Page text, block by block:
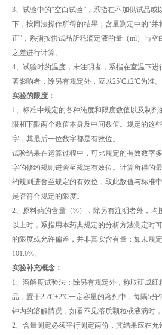
3、试验中的“空白试验”，系指在不加供试品
下，按同法操作所得的结果；含量测定中的“并
正”，系指按供试品所耗滴定液的量（ml）与空
之差进行计算。
4、试验时的温度，未注明者，系指在室温下
著影响者，除另有规定外，应以25℃±2℃为准。
实验的限度：
1、标准中规定的各种纯度和限度数值以及制
限和下限两个数值本身及中间数值。规定的这
字，其最后一位数字都是有效位。
试验结果在运算过程中，可比规定的有效数字
字的修约规则进舍至规定有效位。计算所得的
约规则进舍至规定的有效位，取此数值与标准
是否符合规定的限度。
2、原料药的含量（%），除另有注明者外，均
以上时，系指用本药典规定的分析方法测定时
的限度或允许偏差，并非真实含有量；如未规
101.0%。
实验补充概念：
1、溶解度试验法：除另有规定外，称取研成
品，置于25℃±2℃一定容量的溶剂中，每隔5分
钟内的溶解情况，如看不见溶质颗粒或液滴时
2、含量测定必须平行测定两份，其结果应在